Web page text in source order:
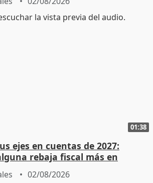
01:38
ejes en cuentas de 2027:
rebaja fiscal más en
02/08/2026